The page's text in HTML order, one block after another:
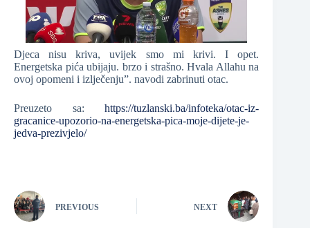
Djeca nisu kriva, uvijek smo mi krivi. I opet.
Energetska pića ubijaju. brzo i strašno. Hvala Allahu na
ovoj opomeni i izlječenju”. navodi zabrinuti otac.
Preuzeto sa:https://tuzlanski.ba/infoteka/otac-iz-
gracanice-upozorio-na-energetska-pica-moje-dijete-je-
jedva-prezivjelo/
PREVIOUS NEXT